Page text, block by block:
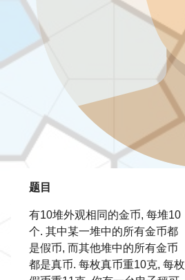
题目
有10堆外观相同的金币, 每堆10
个. 其中某一堆中的所有金币都
是假币, 而其他堆中的所有金币
都是真币. 每枚真币重10克, 每枚